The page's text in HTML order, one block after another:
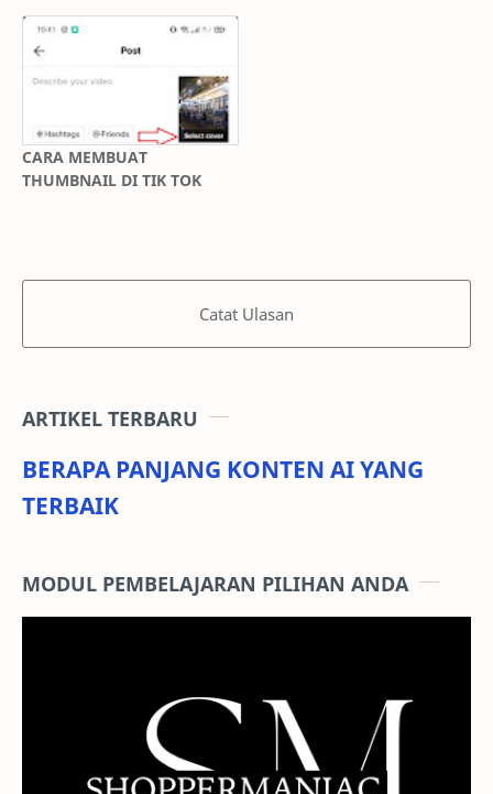
CARA MEMBUAT
THUMBNAIL DI TIK TOK
Catat Ulasan
ARTIKEL TERBARU
BERAPA PANJANG KONTEN AI YANG
TERBAIK
MODUL PEMBELAJARAN PILIHAN ANDA